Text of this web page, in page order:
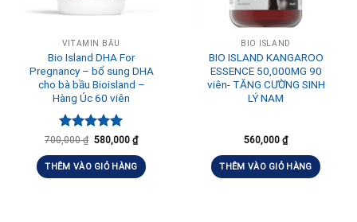
VITAMIN BẦU
Bio Island DHA For
Pregnancy – bổ sung DHA
cho bà bầu Bioisland –
Hàng Úc 60 viên
Được xếp
5 sao
700,000₫ 580,000 ₫
THÊM VÀO GIỎ HÀNG
BIO ISLAND
BIO ISLAND KANGAROO
ESSENCE 50,000MG 90
viên- TĂNG CƯỜNG SINH
LÝ NAM
560,000 ₫
THÊM VÀO GIỎ HÀNG